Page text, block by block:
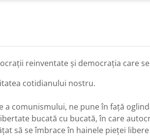
reinventate și democrația care
cotidianului nostru.
comunismului, ne pune în față
bucată cu bucată, în care
să se îmbrace în hainele pieței